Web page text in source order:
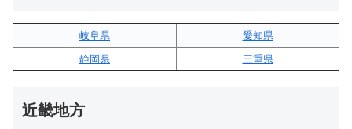
岐阜県
愛知県
静岡県
三重県
近畿地方